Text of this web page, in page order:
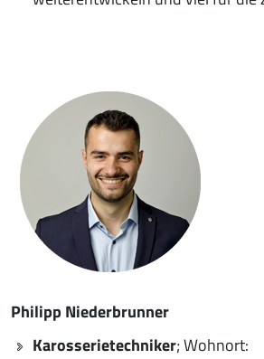
Philipp Niederbrunner
Karosserietechniker; Wohnort: